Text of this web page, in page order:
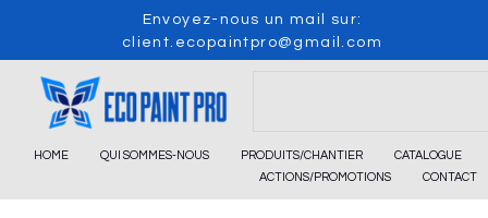
content
Envoyez-nous un mail sur:
client.ecopaintpro@gmail.com
HOME QUI SOMMES-NOUS PRODUITS/CHANTIER
CATALOGUE
ACTIONS/PROMOTIONS
CONTACT